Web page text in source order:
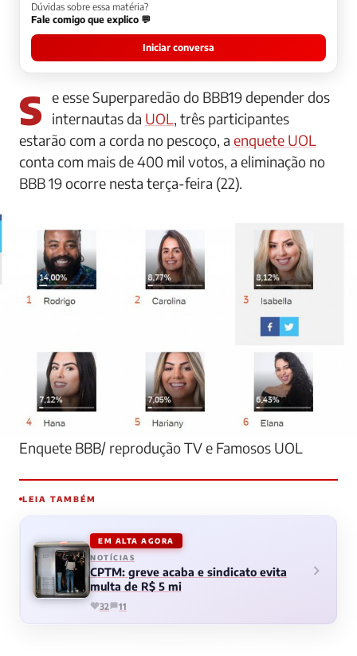
Dúvidas sobre essa matéria?
Fale comigo que explico 💬
Iniciar conversa
Se esse Superparedão do BBB19 depender dos internautas da UOL, três participantes
estarão com a corda no pescoço, a enquete UOL
conta com mais de 400 mil votos, a eliminação no
BBB 19 ocorre nesta terça-feira (22).
Enquete BBB/ reprodução TV e Famosos UOL
LEIA TAMBÉM
EM ALTA AGORA
NOTÍCIAS
CPTM: greve acaba e sindicato evita
multa de R$ 5 mi
32 11